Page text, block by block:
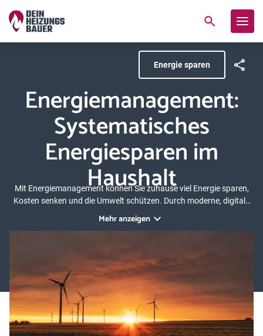
Energie sparen
Energiemanagement:
Systematisches
Energiesparen im
Haushalt
Mit Energiemanagement können Sie zuhause viel Energie sparen,
Kosten senken und die Umwelt schützen. Durch moderne, digitale
Energieprozesse im Gebäude. Auf dieser Grundlage können Sie
angekommen – durch das Smarthome hält er nun auch im
Eigenheim Einzug und bietet zudem ein spürbares Plus an Komfort.
Mehr anzeigen